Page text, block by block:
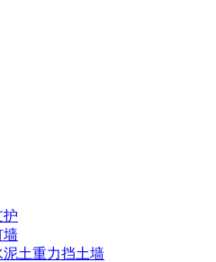
护
墙
泥土重力挡土墙